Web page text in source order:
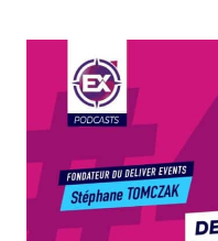
COMPLET
ET